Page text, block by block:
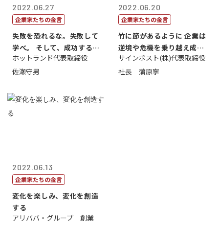
2022.06.27
企業家たちの金言
失敗を恐れるな。失敗して
学べ。 そして、成功するま
で挑戦し続...
ホットランド代表取締役
佐瀬守男
2022.06.20
企業家たちの金言
竹に節があるように 企業は
逆境や危機を乗り越え成長
する
サインポスト(株)代表取締役
社長 蒲原寧
2022.06.13
企業家たちの金言
変化を楽しみ、変化を創造
する
アリババ・グループ 創業